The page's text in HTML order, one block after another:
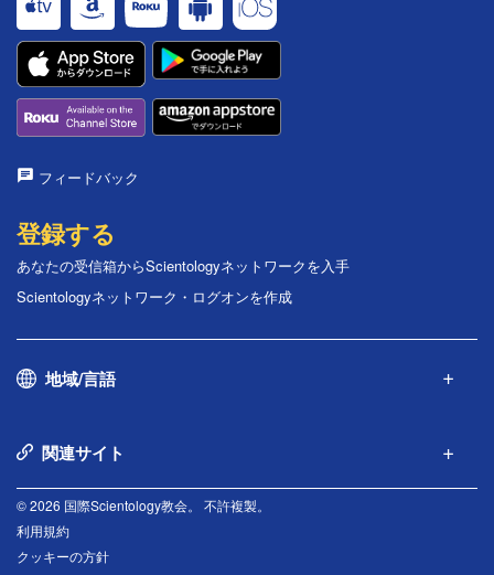
フィードバック
登録する
あなたの受信箱からScientologyネットワークを入手
Scientologyネットワーク・ログオンを作成
地域/言語
関連サイト
© 2026 国際Scientology教会。 不許複製。
利用規約
クッキーの方針